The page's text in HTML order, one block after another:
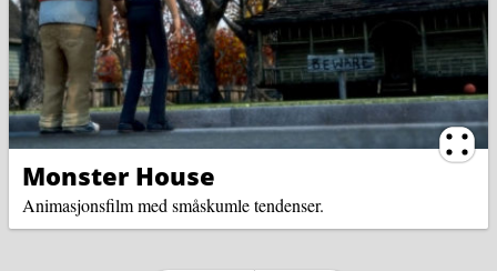
Monster House
Animasjonsfilm med småskumle tendenser.